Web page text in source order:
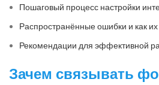
Пошаговый процесс настройки
Распространённые ошибки и как
Рекомендации для эффективной
Зачем связывать